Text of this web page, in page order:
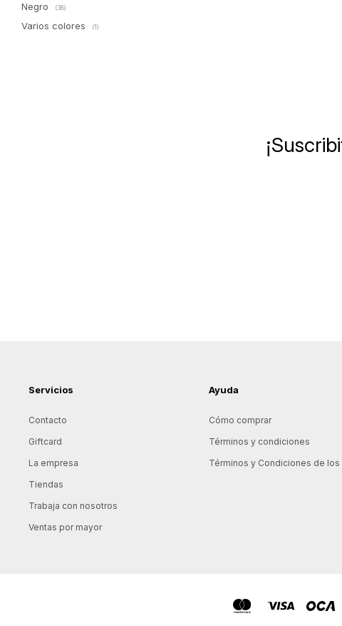
Negro (38)
Varios colores (1)
Servicios
Contacto
Giftcard
La empresa
Tiendas
Trabaja con nosotros
Ventas por mayor
Ayuda
Cómo comprar
Términos y condiciones
Términos y Condiciones de